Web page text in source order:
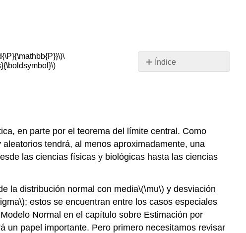
Índice
Pruebas
para
la
Desviación
Estándar
Conocida
Pruebas
\
en parte por el teorema del límite central. Como
tendrá, al menos aproximadamente, una
las ciencias físicas y biológicas hasta las ciencias
la distribución normal con media\(\mu\) y desviación
; estos se encuentran entre los casos especiales
Normal en el capítulo sobre Estimación por
un papel importante. Pero primero necesitamos revisar